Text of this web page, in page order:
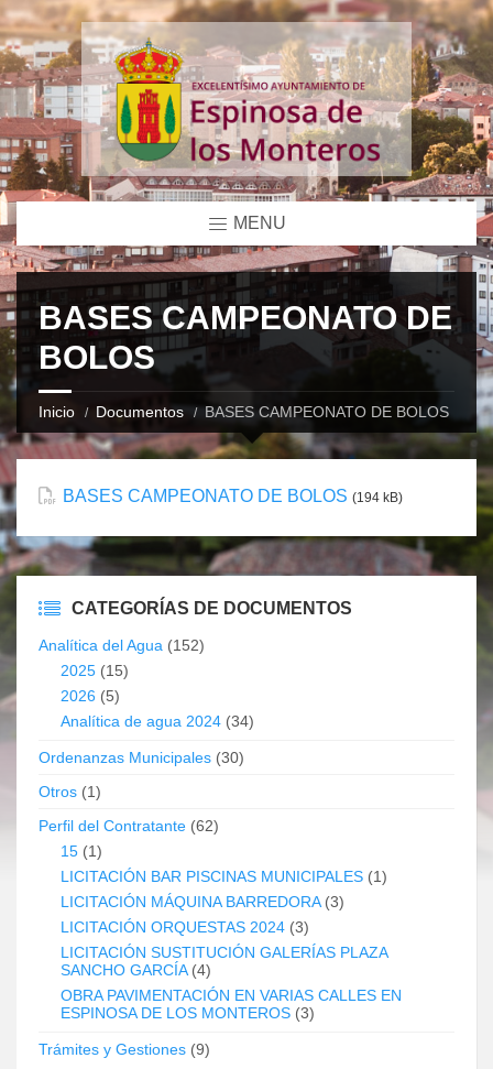
MENU
BASES CAMPEONATO DE
BOLOS
Inicio Documentos BASES CAMPEONATO DE BOLOS
BASES CAMPEONATO DE BOLOS (194 kB)
CATEGORÍAS DE DOCUMENTOS
Analítica del Agua (152)
2025 (15)
2026 (5)
Analítica de agua 2024 (34)
Ordenanzas Municipales (30)
Otros (1)
Perfil del Contratante (62)
15 (1)
LICITACIÓN BAR PISCINAS MUNICIPALES (1)
LICITACIÓN MÁQUINA BARREDORA(3)
LICITACIÓN ORQUESTAS 2024 (3)
LICITACIÓN SUSTITUCIÓN GALERÍAS PLAZA
SANCHO GARCÍA(4)
OBRA PAVIMENTACIÓN EN VARIAS CALLES EN
ESPINOSA DE LOS MONTEROS (3)
Trámites y Gestiones (9)